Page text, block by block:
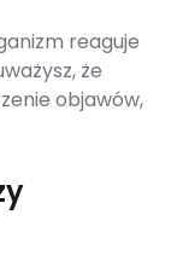
reaguje
że
objawów,